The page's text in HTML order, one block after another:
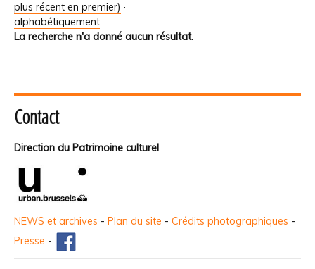
plus récent en premier) ·
alphabétiquement
La recherche n'a donné aucun résultat.
Contact
Direction du Patrimoine culturel
NEWS et archives - Plan du site - Crédits photographiques -
Presse -